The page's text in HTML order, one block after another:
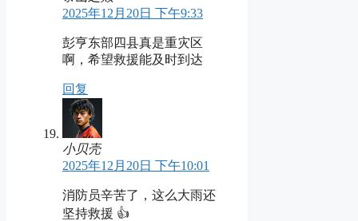
2025年12月20日 下午9:33
彭亨东部四县真是重灾区
啊，希望救援能及时到达
回复
小贝壳
2025年12月20日 下午10:01
消防员辛苦了，这么大雨还
坚持救援 👍